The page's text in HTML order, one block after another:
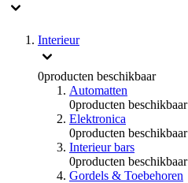
Interieur
0producten beschikbaar
Automatten
0producten beschikbaar
Elektronica
0producten beschikbaar
Interieur bars
0producten beschikbaar
Gordels & Toebehoren